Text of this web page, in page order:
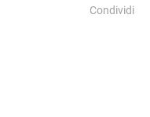
Condividi